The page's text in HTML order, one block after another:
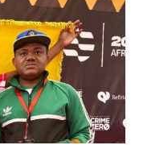
© PFL africa